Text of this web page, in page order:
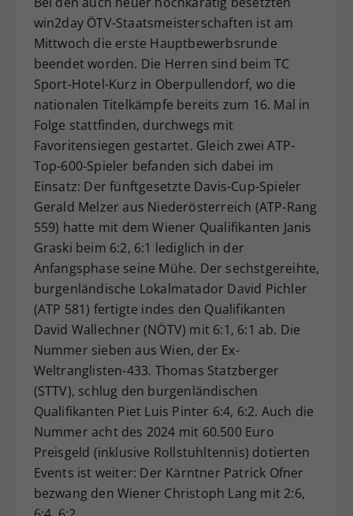
win2day ÖTV-Staatsmeisterschaften ist am
Mittwoch die erste Hauptbewerbsrunde
beendet worden. Die Herren sind beim TC
Sport-Hotel-Kurz in Oberpullendorf, wo die
nationalen Titelkämpfe bereits zum 16. Mal in
Folge stattfinden, durchwegs mit
Favoritensiegen gestartet. Gleich zwei ATP-
Top-600-Spieler befanden sich dabei im
Einsatz: Der fünftgesetzte Davis-Cup-Spieler
Gerald Melzer aus Niederösterreich (ATP-Rang
559) hatte mit dem Wiener Qualifikanten Janis
Graski beim 6:2, 6:1 lediglich in der
Anfangsphase seine Mühe. Der sechstgereihte,
burgenländische Lokalmatador David Pichler
(ATP 581) fertigte indes den Qualifikanten
David Wallechner (NÖTV) mit 6:1, 6:1 ab. Die
Nummer sieben aus Wien, der Ex-
Weltranglisten-433. Thomas Statzberger
(STTV), schlug den burgenländischen
Qualifikanten Piet Luis Pinter 6:4, 6:2. Auch die
Nummer acht des 2024 mit 60.500 Euro
Preisgeld (inklusive Rollstuhltennis) dotierten
Events ist weiter: Der Kärntner Patrick Ofner
bezwang den Wiener Christoph Lang mit 2:6,
Zweck
Dieser Wert speichert Ihre Consent-
Einstellungen. Unter anderem eine
zufällig generierte ID, für die
historische Speicherung Ihrer
vorgenommen Einstellungen, falls der
Webseiten-Betreiber dies eingestellt
hat.